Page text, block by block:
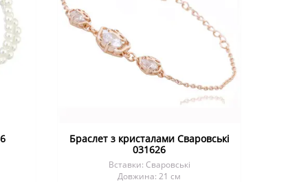
Браслет з кристалами Сваровські
031626
Вставки: Сваровські
Довжина: 21 см